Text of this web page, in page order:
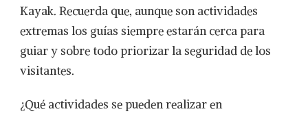
Kayak. Recuerda que, aunque son actividades
extremas los guías siempre estarán cerca para
guiar y sobre todo priorizar la seguridad de los
visitantes.
¿Qué actividades se pueden realizar en